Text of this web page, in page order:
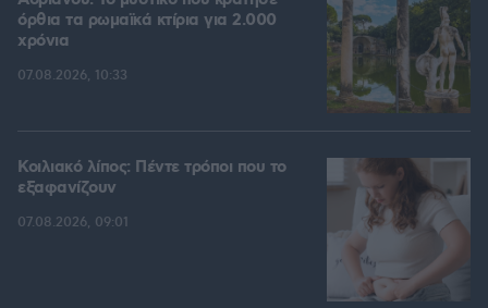
όρθια τα ρωμαϊκά κτίρια για 2.000
χρόνια
07.08.2026, 10:33
Κοιλιακό λίπος: Πέντε τρόποι που το
εξαφανίζουν
07.08.2026, 09:01